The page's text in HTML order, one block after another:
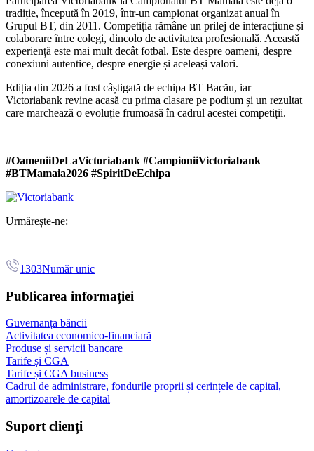
tradiție, începută în 2019, într-un campionat organizat anual în
Grupul BT, din 2011. Competiția rămâne un prilej de interacțiune și
colaborare între colegi, dincolo de activitatea profesională. Această
experiență este mai mult decât fotbal. Este despre oameni, despre
conexiuni autentice, despre energie și aceleași valori.
Ediția din 2026 a fost câștigată de echipa BT Bacău, iar
Victoriabank revine acasă cu prima clasare pe podium și un rezultat
care marchează o evoluție frumoasă în cadrul acestei competiții.
#OameniiDeLaVictoriabank #CampioniiVictoriabank
#BTMamaia2026 #SpiritDeEchipa
Urmărește-ne:
1303Număr unic
Publicarea informației
Guvernanța băncii
Activitatea economico-financiară
Produse și servicii bancare
Tarife și CGA
Tarife și CGA business
Cadrul de administrare, fondurile proprii și cerințele de capital,
amortizoarele de capital
Suport clienți